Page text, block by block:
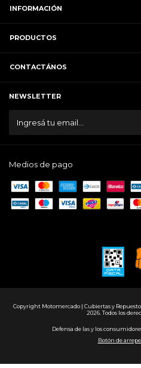
INFORMACIÓN
PRODUCTOS
CONTACTÁNOS
NEWSLETTER
Medios de pago
Copyright Motomercado | Cubiertas y
2026. Todos los
Defensa de las y los
Botón de